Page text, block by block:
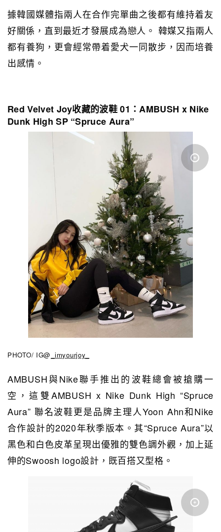
據韓國媒體指兩人在合作完單曲之後都有維持着友
好關係，直到最近才發展成為戀人。 韓媒又指兩人
都有養狗，更會經常帶着愛犬一同散步，因而培養
出感情。
Red Velvet Joy收藏的波鞋 01：AMBUSH x Nike
Dunk High SP “Spruce Aura”
PHOTO/ IG@ _imyourjoy_
AMBUSH與Nike聯手推出的波鞋總會被搶購一
空，這雙AMBUSH x Nike Dunk High “Spruce
Aura” 聯名波鞋更是品牌主理人Yoon Ahn和Nike
合作設計的2020年秋季版本。其“Spruce Aura”以
黑色和白色皮革呈現出優雅的雙色調外觀，加上延
伸的Swoosh logo設計，既百搭又型格。